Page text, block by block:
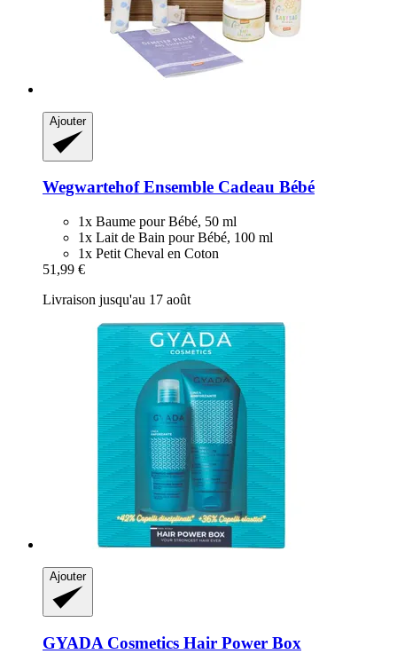
Ajouter
WegwartehofEnsemble Cadeau Bébé
1x Baume pour Bébé, 50 ml
1x Lait de Bain pour Bébé, 100 ml
1x Petit Cheval en Coton
51,99 €
Livraison jusqu'au 17 août
Ajouter
GYADA Cosmetics Hair Power Box